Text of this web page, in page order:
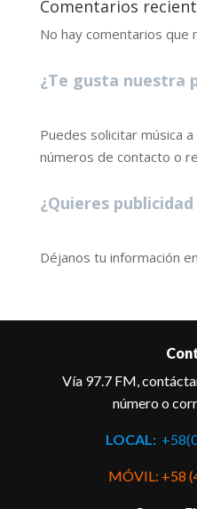
Comentarios
No hay comentarios que
¿Te gusta nuestra
Puedes solicitar música
números de contacto o
¿Quieres
Déjanos tu información
Vía 97.7 FM,
número o
LOCAL:
MÓVIL: +58